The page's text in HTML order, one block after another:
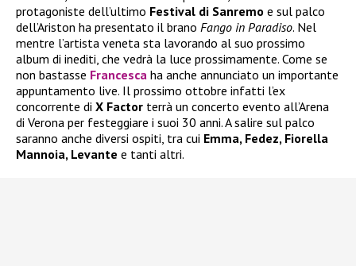
protagoniste dell’ultimo Festival di Sanremo e sul palco
dell’Ariston ha presentato il brano Fango in Paradiso. Nel
mentre l’artista veneta sta lavorando al suo prossimo
album di inediti, che vedrà la luce prossimamente. Come se
non bastasse Francesca ha anche annunciato un importante
appuntamento live. Il prossimo ottobre infatti l’ex
concorrente di X Factor terrà un concerto evento all’Arena
di Verona per festeggiare i suoi 30 anni. A salire sul palco
saranno anche diversi ospiti, tra cui Emma, Fedez, Fiorella
Mannoia, Levante e tanti altri.